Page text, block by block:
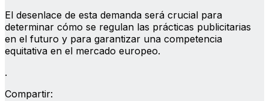
El desenlace de esta demanda será crucial para
determinar cómo se regulan las prácticas publicitarias
en el futuro y para garantizar una competencia
equitativa en el mercado europeo.
.
Compartir: